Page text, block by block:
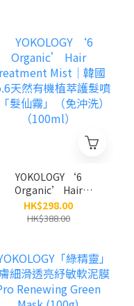
YOKOLOGY ‘6
Organic’ Hair
Treatment Mist│韓國
No.6天然有機植萃護髮噴
HK$298.00
HK$388.00